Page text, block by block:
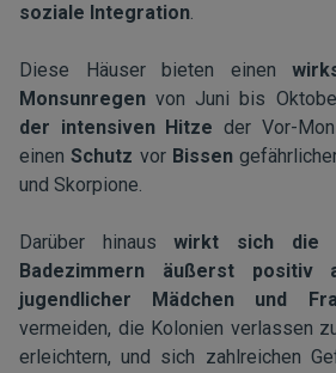
soziale Integration.
Diese Häuser bieten einen
Monsunregen von Juni bis
der intensiven Hitze der Vor-
einenSchutz vor Bissen
und Skorpione.
Darüber hinauswirkt sich die
Badezimmern äußerst positiv
jugendlicher Mädchen und
vermeiden, die Kolonien verlassen
erleichtern, und sich zahlreichen